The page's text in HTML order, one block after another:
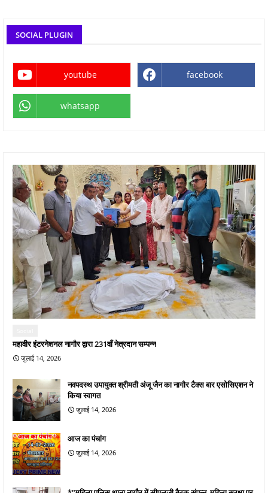
SOCIAL PLUGIN
youtube facebook
whatsapp
महावीर इंटरनेशनल नागौर द्वारा 231वाँ नेत्रदान सम्पन्न
जुलाई 14, 2026
नवपदस्थ उपायुक्त श्रीमती अंजू जैन का नागौर टैक्स बार एसोसिएशन ने
किया स्वागत
जुलाई 14, 2026
आज का पंचांग
जुलाई 14, 2026